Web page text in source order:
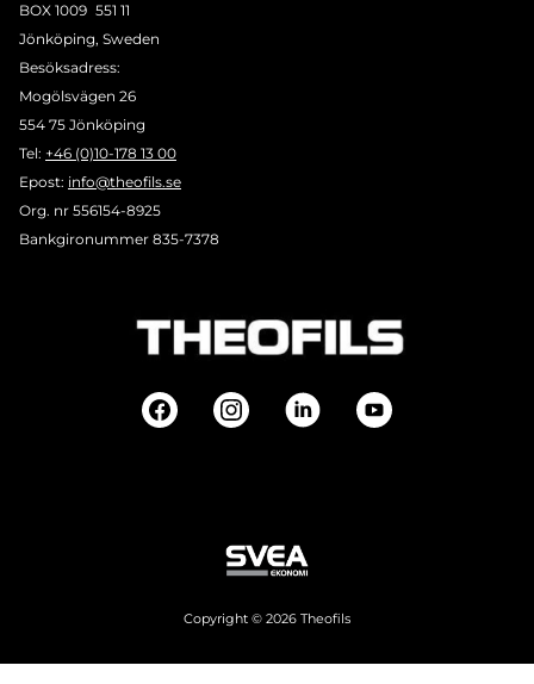
BOX 1009 551 11
Jönköping, Sweden
Besöksadress:
Mogölsvägen 26
554 75 Jönköping
Tel: +46 (0)10-178 13 00
Epost: info@theofils.se
Org. nr 556154-8925
Bankgironummer 835-7378
Copyright © 2026 Theofils